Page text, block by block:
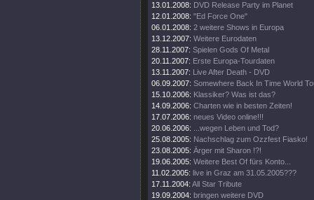
13.01.2008: DVD Release Party im Planet
12.01.2008: "Ed Force One"
06.01.2008: 2 weitere Shows in Europa
13.12.2007: Weitere Eurodaten
28.11.2007: Spielen Gods Of Metal
20.11.2007: Erste Europa-Tourdaten
13.11.2007: Live After Death - DVD
06.09.2007: Somewhere Back In Time World
15.10.2006: Klassiker? Was ist das?
14.09.2006: Charten wie in besten Zeiten!
17.07.2006: neues Video online!!!
20.06.2006:
...wegen Leben und Tod?
25.08.2005: Nachschlag zum Ozzfest Fiasko!
23.08.2005: Ärger mit Sharon !?!
19.06.2005: Weitere Best Of fürs Konto...
11.02.2005: live in Graz am 31.05.2005???
17.11.2004: All Star Tribute
19.09.2004: bringen weitere DVD